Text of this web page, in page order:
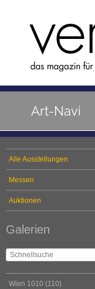
Art-Navi
Alle Ausstellungen
Messen
Auktionen
Galerien
Wien 1010 (110)